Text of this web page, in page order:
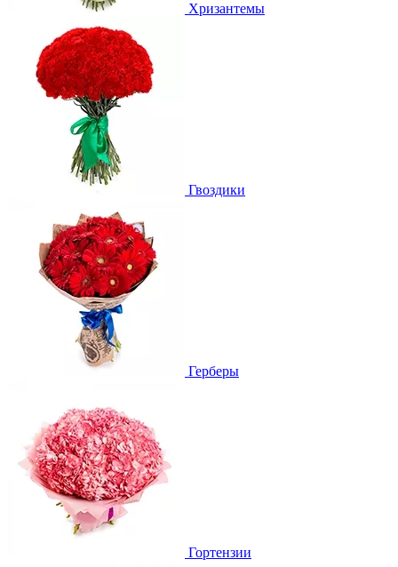
Хризантемы
Гвоздики
Герберы
Гортензии